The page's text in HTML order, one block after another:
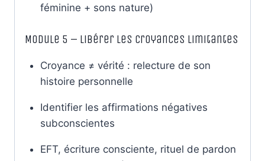
féminine + sons nature)
Module 5 – Libérer les croyances limitantes
Croyance ≠ vérité : relecture de son
histoire personnelle
Identifier les affirmations négatives
subconscientes
EFT, écriture consciente, rituel de pardon